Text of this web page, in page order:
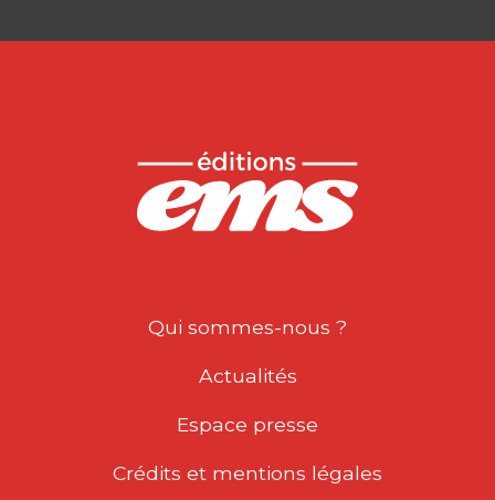
Qui sommes-nous ?
Actualités
Espace presse
Crédits et mentions légales